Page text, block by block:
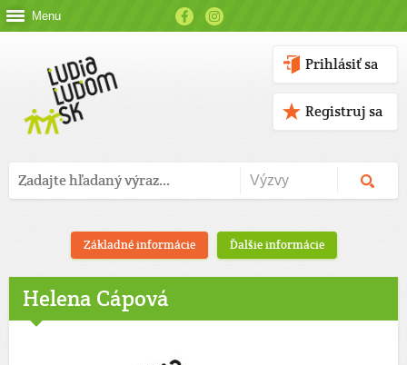
Menu
Prihlásiť sa
Registruj sa
Základné informácie Ďalšie informácie
Helena Cápová